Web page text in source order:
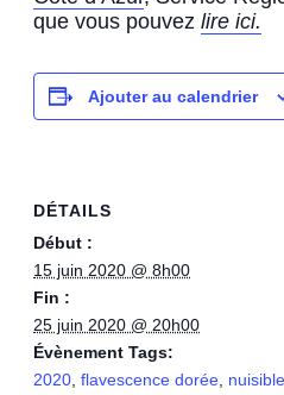
que vous pouvez lire ici.
Ajouter au calendrier
DÉTAILS
Début :
15 juin 2020 @ 8h00
Fin :
25 juin 2020 @ 20h00
Évènement Tags:
2020 flavescence dorée